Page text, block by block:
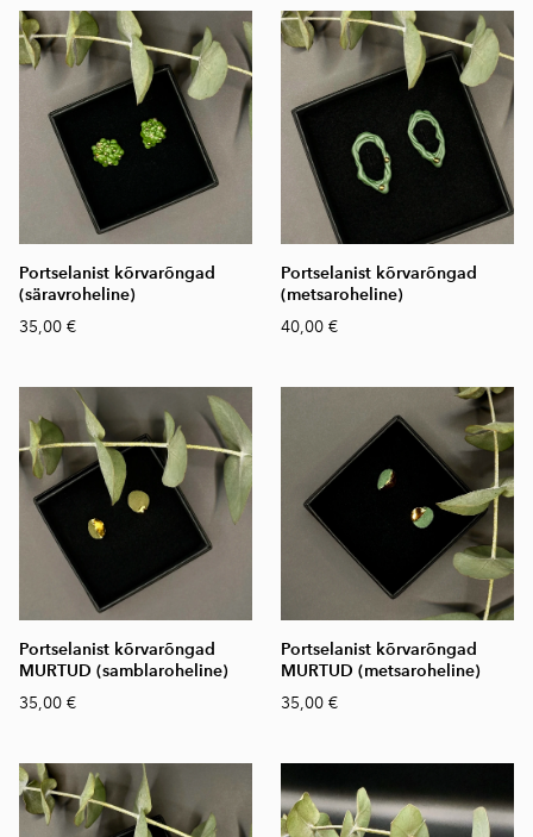
Portselanist kõrvarõngad
(säravroheline)
35,00 €
Portselanist kõrvarõngad
(metsaroheline)
40,00 €
Portselanist kõrvarõngad
MURTUD (samblaroheline)
35,00 €
Portselanist kõrvarõngad
MURTUD (metsaroheline)
35,00 €